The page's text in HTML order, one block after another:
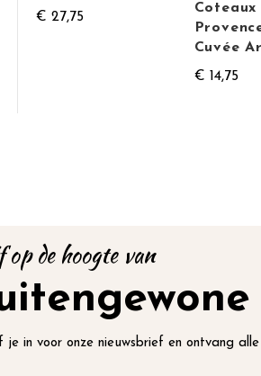
€ 27,75
Coteaux
Cuvée
€ 14,75
de hoogte van
je in voor onze nieuwsbrief en ontvang